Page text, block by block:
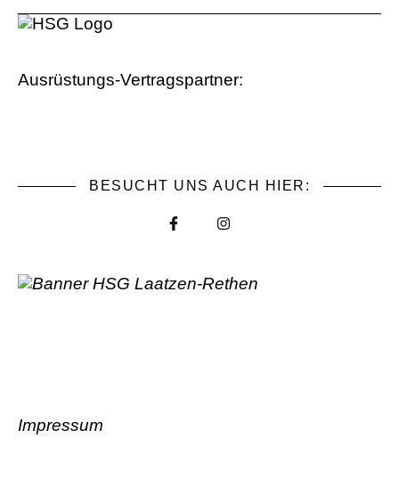
Ausrüstungs-Vertragspartner:
BESUCHT UNS AUCH HIER:
Impressum